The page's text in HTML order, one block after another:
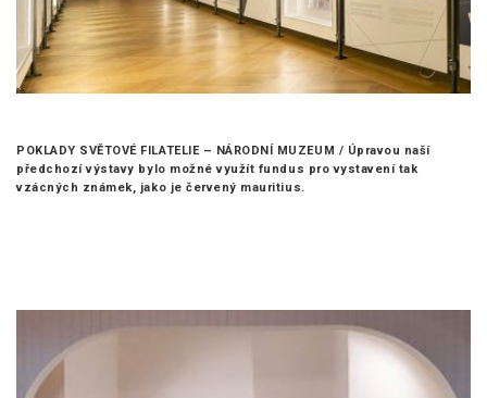
POKLADY SVĚTOVÉ FILATELIE – NÁRODNÍ MUZEUM / Úpravou naší
předchozí výstavy bylo možné využít fundus pro vystavení tak
vzácných známek, jako je červený mauritius.